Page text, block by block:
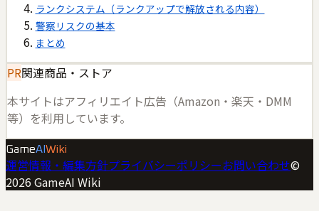
ランクシステム（ランクアップで解放される内容）
警察リスクの基本
まとめ
PR関連商品・ストア
本サイトはアフィリエイト広告（Amazon・楽天・DMM
等）を利用しています。
GameAI Wiki
運営情報・編集方針プライバシーポリシーお問い合わせ©
2026 GameAI Wiki